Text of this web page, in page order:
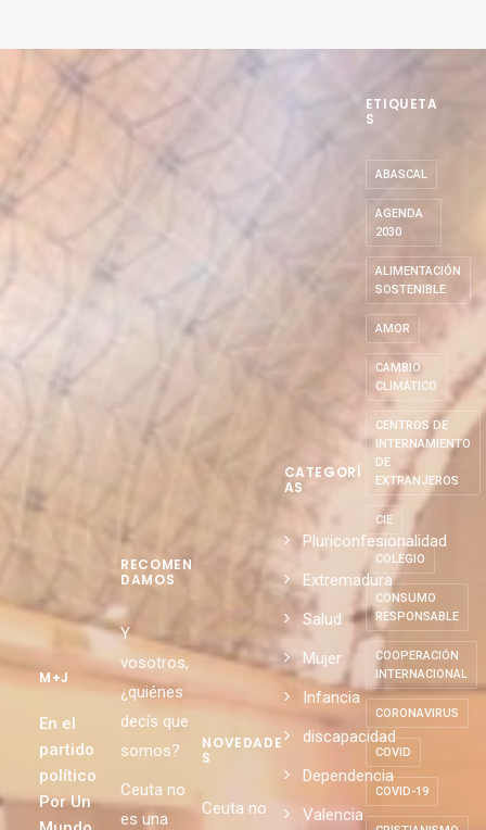
M+J
En el
partido
político
Por Un
RECOMEN
DAMOS
Y
vosotros,
¿quiénes
decís que
somos?
Ceuta no
es una
NOVEDADE
S
Ceuta no
CATEGORÍ
AS
Pluriconfesionalidad
Extremadura
Salud
Mujer
Infancia
discapacidad
Dependencia
Valencia
ETIQUETA
S
ABASCAL
AGENDA
2030
ALIMENTACIÓN
SOSTENIBLE
AMOR
CAMBIO
CLIMÁTICO
CENTROS DE
INTERNAMIENTO
DE
EXTRANJEROS
CIE
COLEGIO
CONSUMO
RESPONSABLE
COOPERACIÓN
INTERNACIONAL
CORONAVIRUS
COVID
COVID-19